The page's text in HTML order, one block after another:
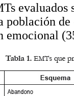
evaluados
población
emocional